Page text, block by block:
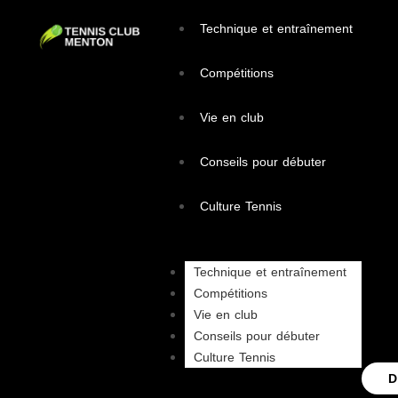
Technique et entraînement
Compétitions
Vie en club
Conseils pour débuter
Culture Tennis
Technique et entraînement
Compétitions
Vie en club
Conseils pour débuter
Culture Tennis